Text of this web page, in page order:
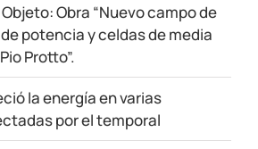
Objeto: Obra “Nuevo campo de
potencia y celdas de media
Protto”.
la energía en varias
por el temporal